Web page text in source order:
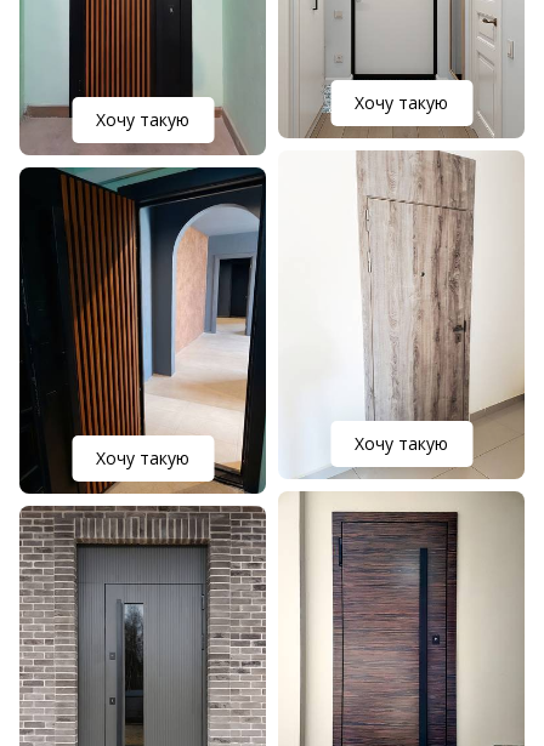
Хочу такую
Хочу такую
Хочу такую
Хочу такую